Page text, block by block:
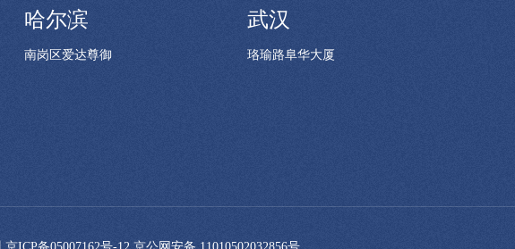
哈尔滨
南岗区爱达尊御
武汉
珞瑜路阜华大厦